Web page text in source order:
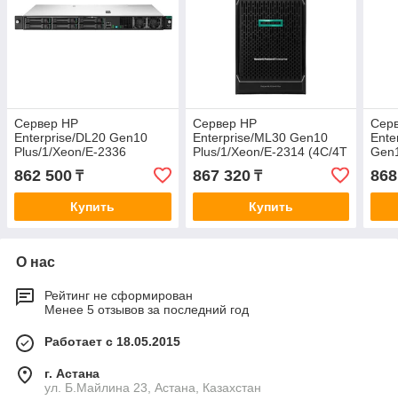
Сервер HP
Enterprise/DL20 Gen10
Plus/1/Xeon/E-2336
(6C/12T 12MB)/2,9 GHz/16
Gb/S100i (SATA only)/4
SFF/2x1GbE/
862 500 ₸
Купить
Сервер HP
Enterprise/ML30 Gen10
Plus/1/Xeon/E-2314 (4C/4T
8MB)/2,8 GHz/16 Gb/S100i
(SATA only)/8SFF/1GbE/1 x
5
867 320₸
Купить
Gb/
О нас
Рейтинг не сформирован
Менее 5 отзывов за последний год
Работает с 18.05.2015
г. Астана
ул. Б.Майлина 23, Астана, Казахстан